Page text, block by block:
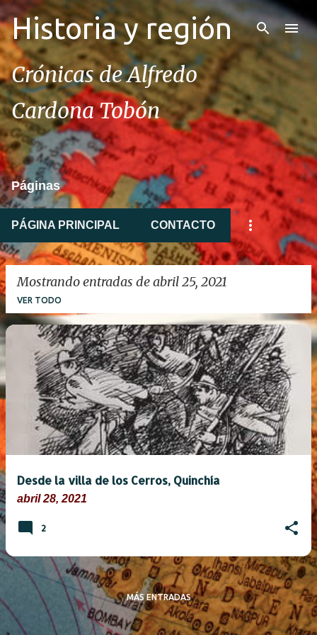
Ir al contenido principal
Historia y región
Crónicas de Alfredo
Cardona Tobón
Páginas
PÁGINA PRINCIPAL CONTACTO
Mostrando entradas de abril 25, 2021
VER TODO
E
n
t
r
a
d
a
s
Desde la villa de los Cerros, Quinchía
abril 28, 2021
2
MÁS ENTRADAS